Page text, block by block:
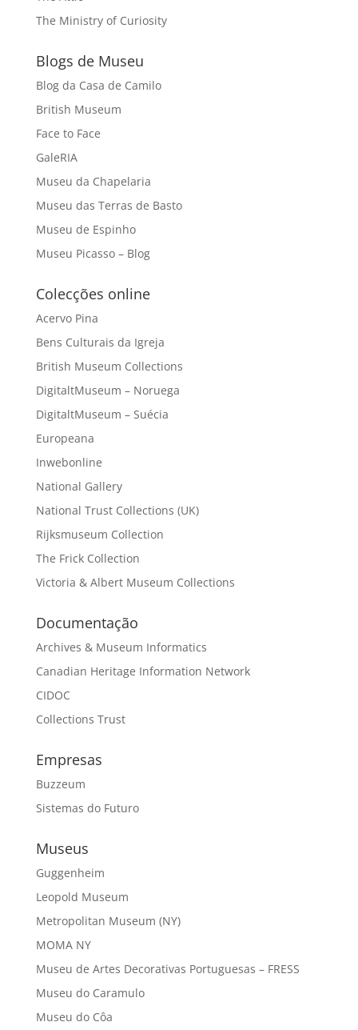
The Ministry of Curiosity
Blogs de Museu
Blog da Casa de Camilo
British Museum
Face to Face
GaleRIA
Museu da Chapelaria
Museu das Terras de Basto
Museu de Espinho
Museu Picasso – Blog
Colecções online
Acervo Pina
Bens Culturais da Igreja
British Museum Collections
DigitaltMuseum – Noruega
DigitaltMuseum – Suécia
Europeana
Inwebonline
National Gallery
National Trust Collections (UK)
Rijksmuseum Collection
The Frick Collection
Victoria & Albert Museum Collections
Documentação
Archives & Museum Informatics
Canadian Heritage Information Network
CIDOC
Collections Trust
Empresas
Buzzeum
Sistemas do Futuro
Museus
Guggenheim
Leopold Museum
Metropolitan Museum (NY)
MOMA NY
Museu de Artes Decorativas Portuguesas – FRESS
Museu do Caramulo
Museu do Côa